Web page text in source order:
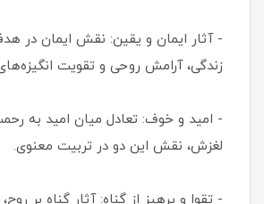
- آثار ایمان و یقین: نقش ایمان در
زندگی، آرامش روحی و تقویت
- امید و خوف: تعادل میان امید به
لغزش، نقش این دو در تربیت معنوی.
- تقوا و پرهیز از گناه: آثار گناه بر